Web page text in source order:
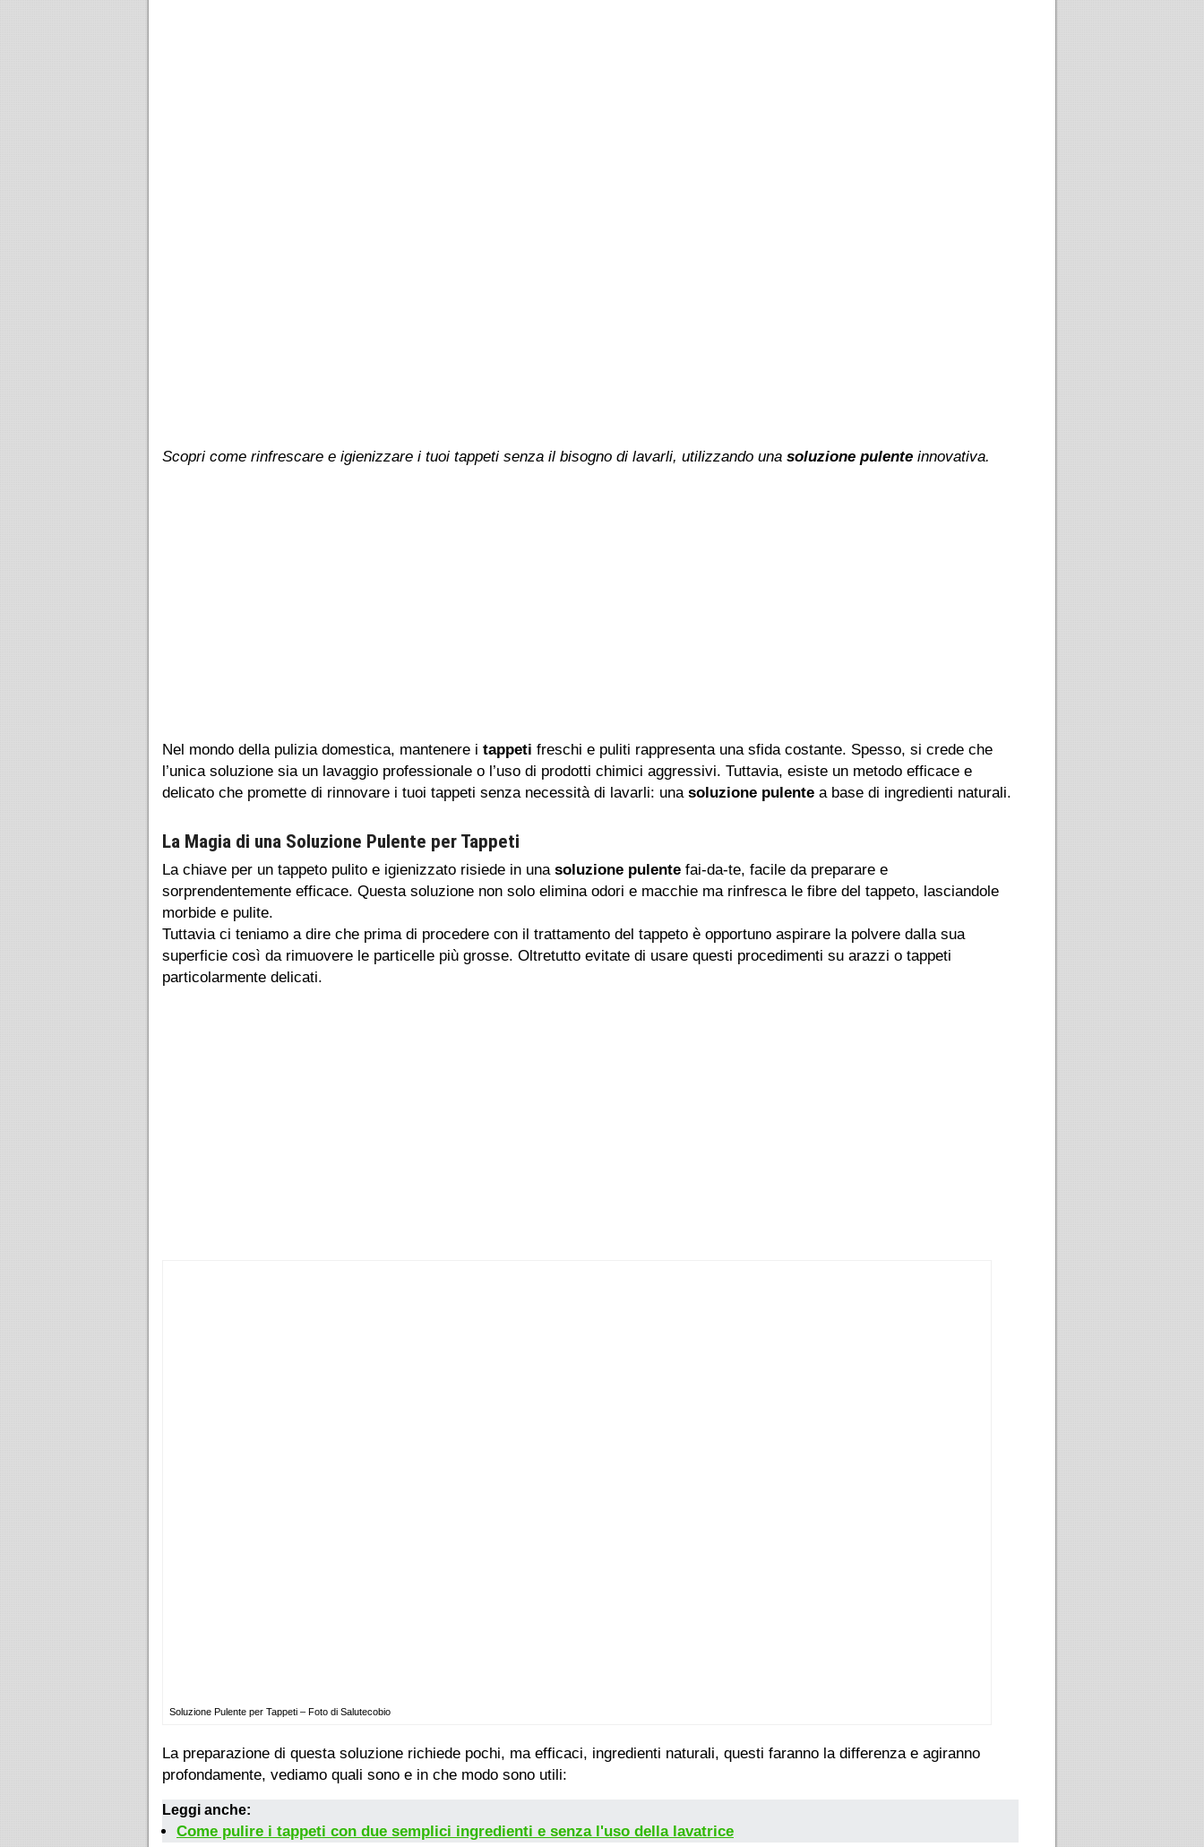
Scopri come rinfrescare e igienizzare i tuoi tappeti senza il bisogno di lavarli, utilizzando una soluzione pulente innovativa.
Nel mondo della pulizia domestica, mantenere i tappeti freschi e puliti rappresenta una sfida costante. Spesso, si crede che
l’unica soluzione sia un lavaggio professionale o l’uso di prodotti chimici aggressivi. Tuttavia, esiste un metodo efficace e
delicato che promette di rinnovare i tuoi tappeti senza necessità di lavarli: una soluzione pulente a base di ingredienti naturali.
La Magia di una Soluzione Pulente per Tappeti
La chiave per un tappeto pulito e igienizzato risiede in una soluzione pulente fai-da-te, facile da preparare e
sorprendentemente efficace. Questa soluzione non solo elimina odori e macchie ma rinfresca le fibre del tappeto, lasciandole
morbide e pulite.
Tuttavia ci teniamo a dire che prima di procedere con il trattamento del tappeto è opportuno aspirare la polvere dalla sua
superficie così da rimuovere le particelle più grosse. Oltretutto evitate di usare questi procedimenti su arazzi o tappeti
particolarmente delicati.
Soluzione Pulente per Tappeti – Foto di Salutecobio
La preparazione di questa soluzione richiede pochi, ma efficaci, ingredienti naturali, questi faranno la differenza e agiranno
profondamente, vediamo quali sono e in che modo sono utili:
Leggi anche:
Come pulire i tappeti con due semplici ingredienti e senza l'uso della lavatrice